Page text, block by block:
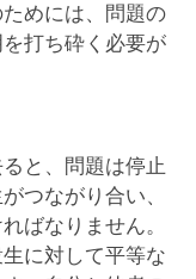
めには、問題の
打ち砕く必要が
と、問題は停止
つながり合い、
ばなりません。
に対して平等な